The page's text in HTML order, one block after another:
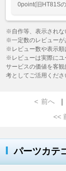
0point(旧HT81Sの
※自作等、表示されな
※一定数のレビューが
※レビュー数や表示順
※レビューは実際にユ
サービスの価値を客
考としてご活用くださ
< 前へ ｜
<<
パーツカテ